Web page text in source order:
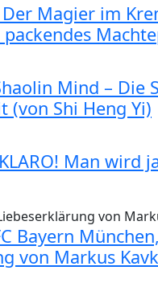
Magier im
Mind – Die
(von Shi Heng Yi)
Man wird
Bayern
von Markus